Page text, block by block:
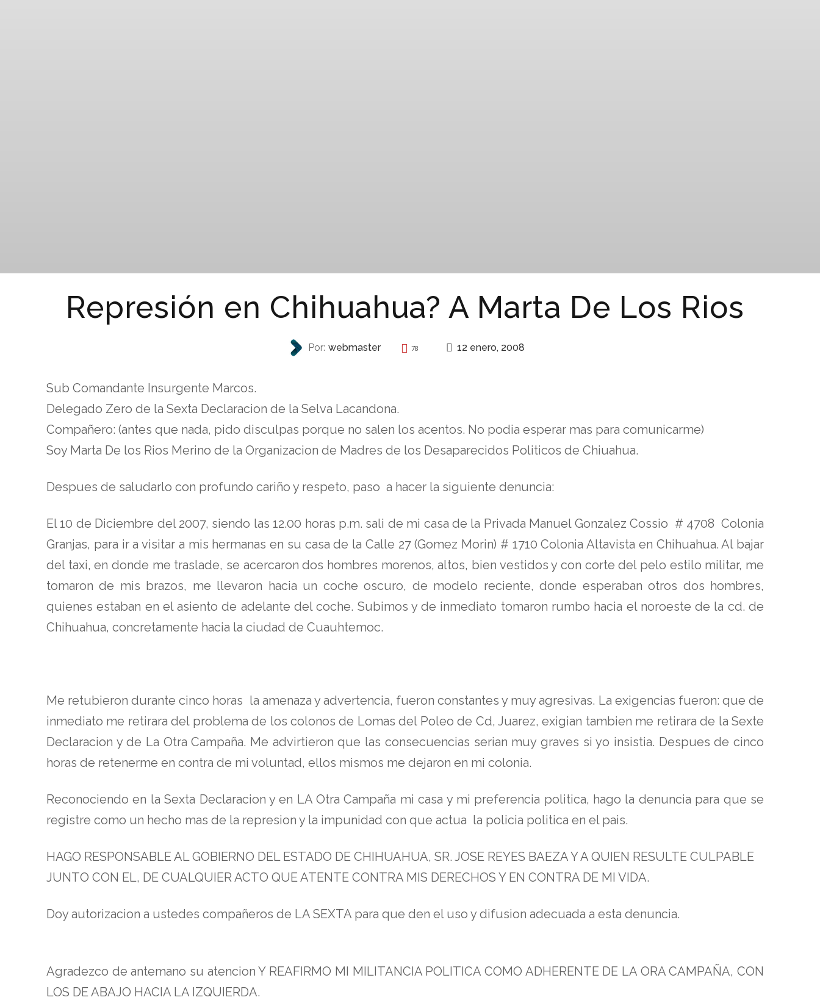
Represión en Chihuahua? A Marta De Los Rios
Por: webmaster 78 12 enero, 2008
Sub Comandante Insurgente Marcos.
Delegado Zero de la Sexta Declaracion de la Selva Lacandona.
Compañero: (antes que nada, pido disculpas porque no salen los acentos. No podia esperar mas para comunicarme)
Soy Marta De los Rios Merino de la Organizacion de Madres de los Desaparecidos Politicos de Chiuahua.
Despues de saludarlo con profundo cariño y respeto, paso a hacer la siguiente denuncia:
El 10 de Diciembre del 2007, siendo las 12.00 horas p.m. sali de mi casa de la Privada Manuel Gonzalez Cossio # 4708 Colonia
Granjas, para ir a visitar a mis hermanas en su casa de la Calle 27 (Gomez Morin) # 1710 Colonia Altavista en Chihuahua. Al bajar
del taxi, en donde me traslade, se acercaron dos hombres morenos, altos, bien vestidos y con corte del pelo estilo militar, me
tomaron de mis brazos, me llevaron hacia un coche oscuro, de modelo reciente, donde esperaban otros dos hombres,
quienes estaban en el asiento de adelante del coche. Subimos y de inmediato tomaron rumbo hacia el noroeste de la cd. de
Chihuahua, concretamente hacia la ciudad de Cuauhtemoc.
Me retubieron durante cinco horas la amenaza y advertencia, fueron constantes y muy agresivas. La exigencias fueron: que de
inmediato me retirara del problema de los colonos de Lomas del Poleo de Cd, Juarez, exigian tambien me retirara de la Sexte
Declaracion y de La Otra Campaña. Me advirtieron que las consecuencias serian muy graves si yo insistia. Despues de cinco
horas de retenerme en contra de mi voluntad, ellos mismos me dejaron en mi colonia.
Reconociendo en la Sexta Declaracion y en LA Otra Campaña mi casa y mi preferencia politica, hago la denuncia para que se
registre como un hecho mas de la represion y la impunidad con que actua la policia politica en el pais.
HAGO RESPONSABLE AL GOBIERNO DEL ESTADO DE CHIHUAHUA, SR. JOSE REYES BAEZA Y A QUIEN RESULTE CULPABLE
JUNTO CON EL, DE CUALQUIER ACTO QUE ATENTE CONTRA MIS DERECHOS Y EN CONTRA DE MI VIDA.
Doy autorizacion a ustedes compañeros de LA SEXTA para que den el uso y difusion adecuada a esta denuncia.
Agradezco de antemano su atencion Y REAFIRMO MI MILITANCIA POLITICA COMO ADHERENTE DE LA ORA CAMPAÑA, CON
LOS DE ABAJO HACIA LA IZQUIERDA.